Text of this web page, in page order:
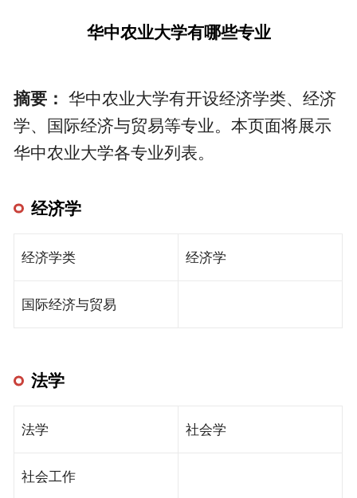
华中农业大学有哪些专业
摘要：
华中农业大学有开设经济学类、经济
学、国际经济与贸易等专业。本页面将展示
华中农业大学各专业列表。
经济学
经济学类 经济学
国际经济与贸易
法学
法学 社会学
社会工作